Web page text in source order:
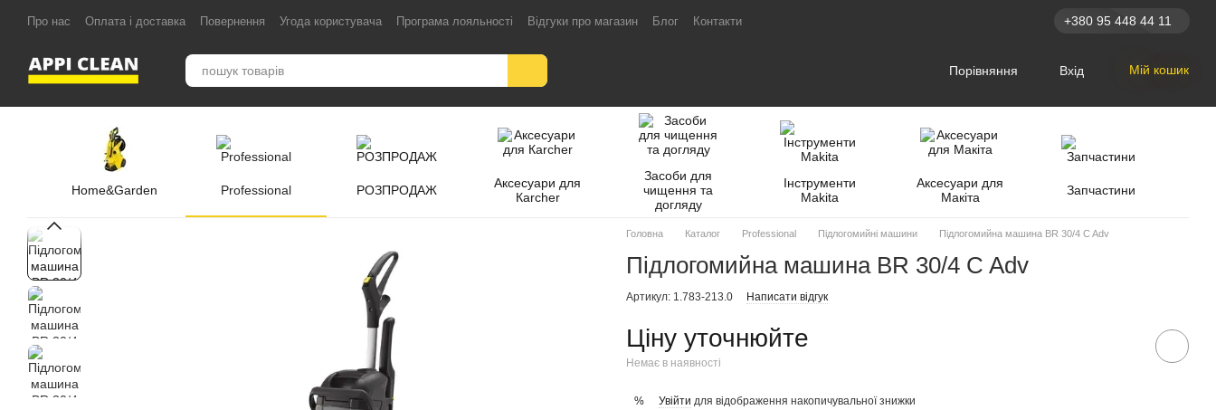
Перейти до основного контенту
Про нас Оплата і доставка Повернення Угода користувача Програма лояльності Відгуки про магазин Блог Контакти +380 95 448 44 11
Порівняння Вхід Мій кошик
Home&Garden Professional РОЗПРОДАЖ
Аксесуари для
Кarcher
Засоби для
чищення та
догляду
Інструменти
Makita
Аксесуари для
Макіта
Запчастини
Головна Каталог Professional Підлогомийні машини Підлогомийна машина BR 30/4 C Adv
Підлогомийна машина BR 30/4 C Adv
Артикул: 1.783-213.0 Написати відгук
Ціну уточнюйте
Немає в наявності
% Увійти для відображення накопичувальної знижки